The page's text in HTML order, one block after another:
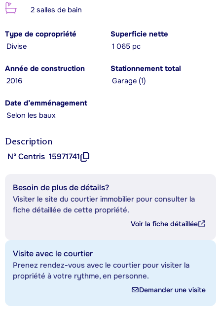
2 salles de bain
Type de copropriété
Divise
Superficie nette
1 065 pc
Année de construction
2016
Stationnement total
Garage (1)
Date d’emménagement
Selon les baux
Description
Nº Centris 15971741
Besoin de plus de détails?
Visiter le site du courtier immobilier pour consulter la
fiche détaillée de cette propriété.
Voir la fiche détaillée
Visite avec le courtier
Prenez rendez-vous avec le courtier pour visiter la
propriété à votre rythme, en personne.
Demander une visite